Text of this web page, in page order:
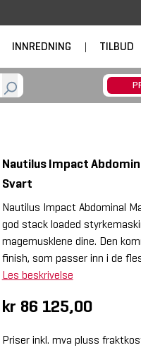
INNREDNING | TILBUD
Nautilus Impact
Svart
Nautilus Impact Abdominal
god stack loaded
magemusklene dine. Den
finish, som passer inn i de
Les beskrivelse
kr 86 125,00
Priser inkl. mva pluss